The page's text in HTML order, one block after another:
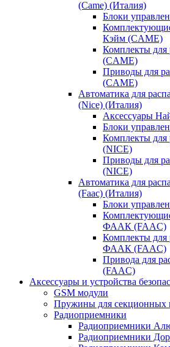
(Came) (Италия)
Блоки
Кэйм (CAME)
Комплекты
(CAME)
Приводы для
(CAME)
Автоматика для
(Nice) (Италия)
Аксессуары
Блоки
Комплекты
(NICE)
Приводы для
(NICE)
Автоматика для
(Faac) (Италия)
Блоки
ФААК (FAAC)
Комплекты для
ФААК (FAAC)
Привода для
(FAAC)
Аксессуары и устройства
GSM модули
Пружины для секционных
Радиоприемники
Радиоприемники
Радиоприемники